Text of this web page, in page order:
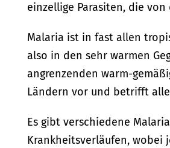
einzellige Parasiten, die
Malaria ist in fast allen
also in den sehr warmen
angrenzenden warm-
Ländern vor und betrifft
Es gibt verschiedene
Krankheitsverläufen, wobei